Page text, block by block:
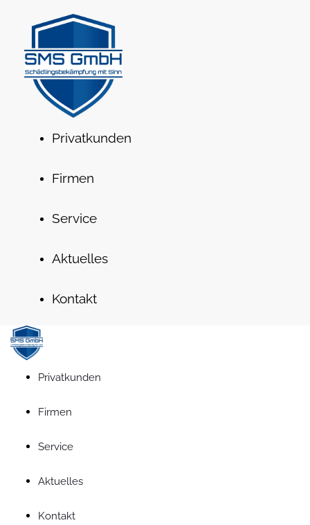
Privatkunden
Firmen
Service
Aktuelles
Kontakt
Privatkunden
Firmen
Service
Aktuelles
Kontakt